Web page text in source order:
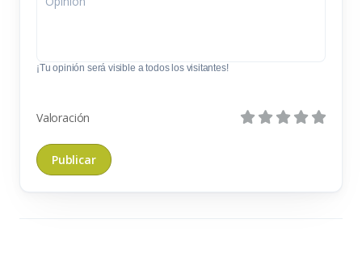
¡Tu opinión será visible a todos los visitantes!
Valoración